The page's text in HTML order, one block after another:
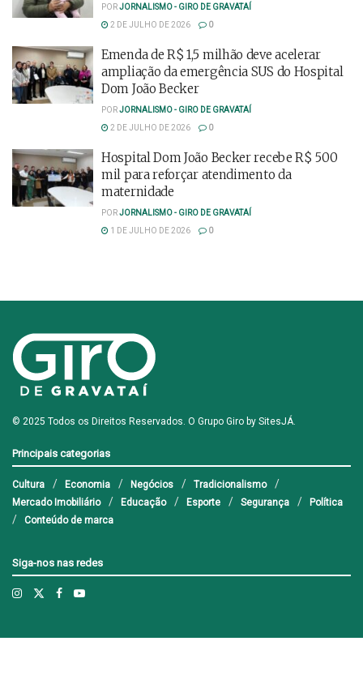
PORJORNALISMO - GIRO DE GRAVATAÍ
2 DE JULHO DE 2026
0
Emenda de R$ 1,5 milhão deve acelerar
ampliação da emergência SUS do Hospital
Dom João Becker
PORJORNALISMO - GIRO DE GRAVATAÍ
2 DE JULHO DE 2026
0
Hospital Dom João Becker recebe R$ 500
mil para reforçar atendimento da
maternidade
PORJORNALISMO - GIRO DE GRAVATAÍ
1 DE JULHO DE 2026
0
© 2025 Todos os Direitos Reservados. O Grupo Giro by SitesJÁ
Principais categorias
Cultura Economia Negócios
Tradicionalismo
Mercado Imobiliário
Educação Esporte Segurança
Política
Conteúdo de marca
Siga-nos nas redes